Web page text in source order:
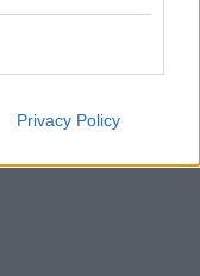
Privacy Policy